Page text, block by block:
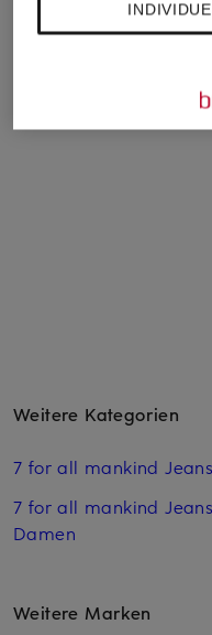
Buena Vista
Weitere Kategorien
7 for all mankind Jeans
7 for all mankind Jeans
Damen
Weitere Marken